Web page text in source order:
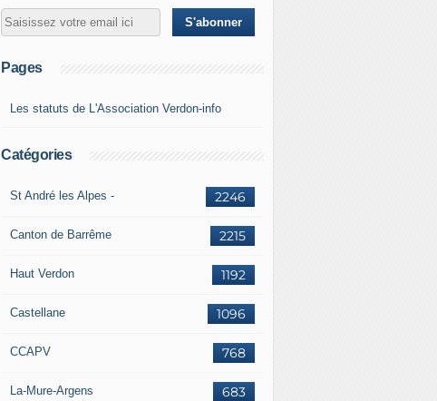
Pages
Les statuts de L'Association Verdon-info
Catégories
2246
St André les Alpes -
2215
Canton de Barrême
1192
Haut Verdon
1096
Castellane
768
CCAPV
683
La-Mure-Argens